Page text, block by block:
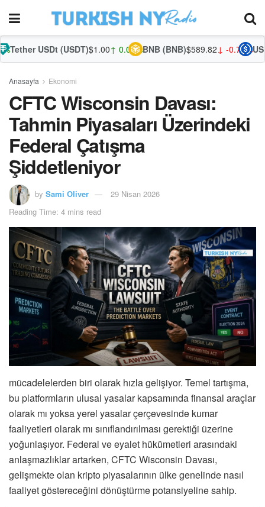
(USDT)$1.00↑ 0.03%BNB (BNB)$589.82↓ -0.72%USDC
Anasayfa Ekonomi
CFTC Wisconsin Davası:
Tahmin Piyasaları Üzerindeki
Federal Çatışma
Şiddetleniyor
by Sami Oliver
29 Nisan 2026
Reading Time: 4 mins read
mücadelelerden biri olarak hızla gelişiyor. Temel tartışma,
bu platformların ulusal yasalar kapsamında finansal araçlar
olarak mı yoksa yerel yasalar çerçevesinde kumar
faaliyetleri olarak mı sınıflandırılması gerektiği üzerine
yoğunlaşıyor. Federal ve eyalet hükümetleri arasındaki
anlaşmazlıklar artarken, CFTC Wisconsin Davası,
gelişmekte olan kripto piyasalarının ülke genelinde nasıl
faaliyet göstereceğini dönüştürme potansiyeline sahip.